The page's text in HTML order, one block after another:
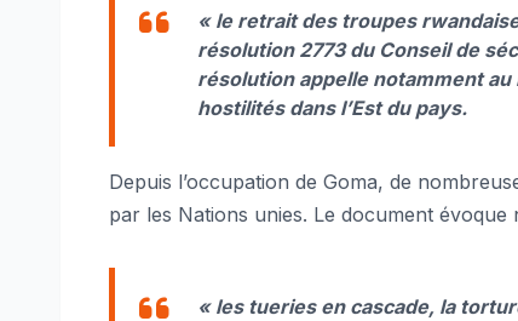
« le retrait des troupes
résolution 2773 du Conseil de
résolution appelle notamment au
hostilités dans l’Est du pays.
Depuis l’occupation de Goma, de
par les Nations unies. Le document évoque
« les tueries en cascade, la